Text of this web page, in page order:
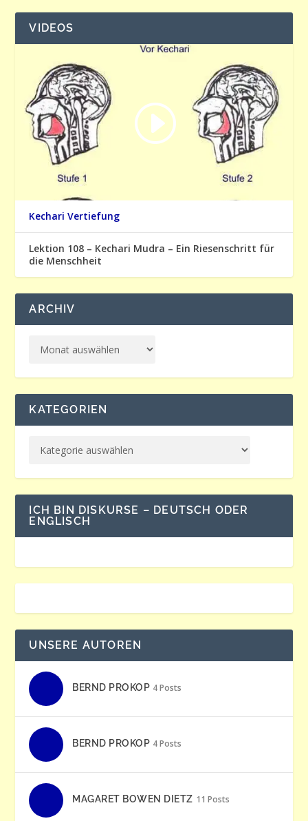
VIDEOS
Kechari Vertiefung
Lektion 108 – Kechari Mudra – Ein Riesenschritt für
die Menschheit
ARCHIV
KATEGORIEN
ICH BIN DISKURSE – DEUTSCH ODER
ENGLISCH
UNSERE AUTOREN
BERND PROKOP 4 Posts
BERND PROKOP 4 Posts
MAGARET BOWEN DIETZ 11 Posts